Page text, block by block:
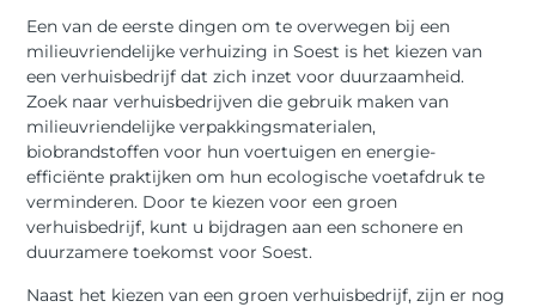
Een van de eerste dingen om te overwegen bij een
milieuvriendelijke verhuizing in Soest is het kiezen van
een verhuisbedrijf dat zich inzet voor duurzaamheid.
Zoek naar verhuisbedrijven die gebruik maken van
milieuvriendelijke verpakkingsmaterialen,
biobrandstoffen voor hun voertuigen en energie-
efficiënte praktijken om hun ecologische voetafdruk te
verminderen. Door te kiezen voor een groen
verhuisbedrijf, kunt u bijdragen aan een schonere en
duurzamere toekomst voor Soest.
Naast het kiezen van een groen verhuisbedrijf, zijn er nog